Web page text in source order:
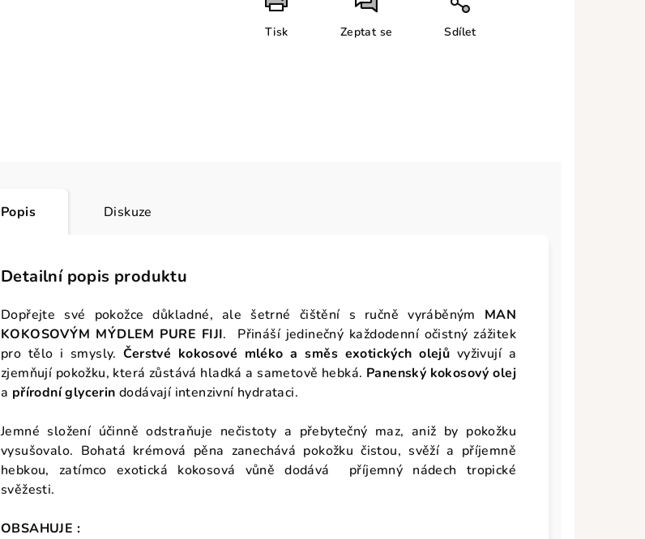
Tisk Zeptat se Sdílet
Popis Diskuze
Detailní popis produktu
Dopřejte své pokožce důkladné, ale šetrné čištění s ručně vyráběným MAN
KOKOSOVÝM MÝDLEM PURE FIJI. Přináší jedinečný každodenní očistný zážitek
pro tělo i smysly.Čerstvé kokosové mléko a směs exotických olejů vyživují a
zjemňují pokožku, která zůstává hladká a sametově hebká. Panenský kokosový olej
a přírodní glycerin dodávají intenzivní hydrataci.
Jemné složení účinně odstraňuje nečistoty a přebytečný maz, aniž by pokožku
vysušovalo. Bohatá krémová pěna zanechává pokožku čistou, svěží a příjemně
hebkou, zatímco exotická kokosová vůně dodává příjemný nádech tropické
svěžesti.
OBSAHUJE :